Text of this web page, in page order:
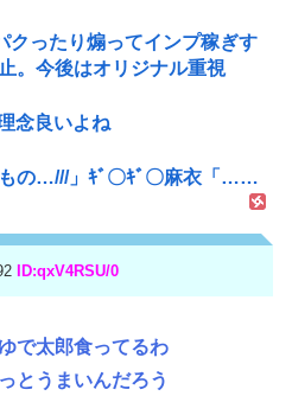
クったり煽ってインプ稼ぎす
。今後はオリジナル重視
念良いよね
の…///」ｷﾞ〇ｷﾞ〇麻衣「……
ID:qxV4RSU/0
で太郎食ってるわ
とうまいんだろう